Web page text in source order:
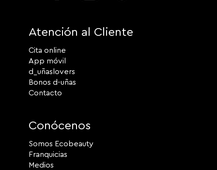
Atención al Cliente
Cita online
App móvil
d_uñaslovers
Bonos d-uñas
Contacto
Conócenos
Somos Ecobeauty
Franquicias
Medios